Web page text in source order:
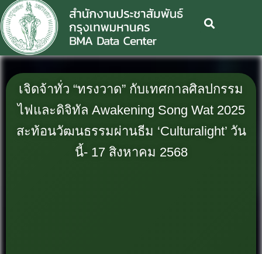
เจิดจ้าทั่ว “ทรงวาด” กับเทศกาลศิลปกรรม
ไฟและดิจิทัล Awakening Song Wat 2025
สะท้อนวัฒนธรรมผ่านธีม ‘Culturalight’ วัน
นี้- 17 สิงหาคม 2568